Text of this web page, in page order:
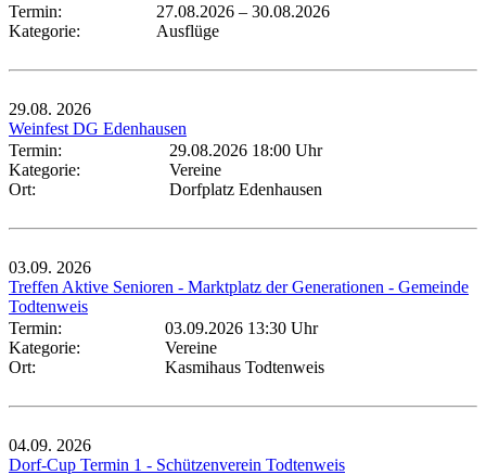
Termin:
27.08.2026 – 30.08.2026
Kategorie:
Ausflüge
29.08. 2026
Weinfest DG Edenhausen
Termin:
29.08.2026 18:00 Uhr
Kategorie:
Vereine
Ort:
Dorfplatz Edenhausen
03.09. 2026
Treffen Aktive Senioren - Marktplatz der Generationen - Gemeinde
Todtenweis
Termin:
03.09.2026 13:30 Uhr
Kategorie:
Vereine
Ort:
Kasmihaus Todtenweis
04.09. 2026
Dorf-Cup Termin 1 - Schützenverein Todtenweis